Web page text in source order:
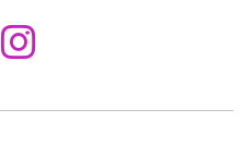
Aceder ao